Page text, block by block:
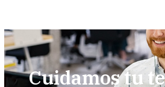
Cuidamos tu